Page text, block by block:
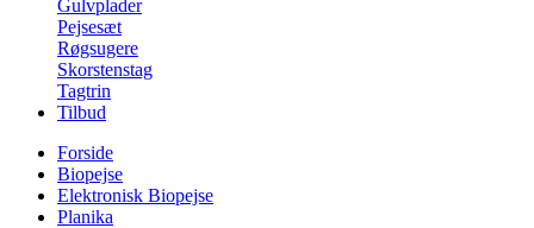
Gulvplader
Pejsesæt
Røgsugere
Skorstenstag
Tagtrin
Tilbud
Forside
Biopejse
Elektronisk Biopejse
Planika